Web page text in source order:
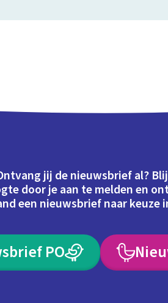
jij de nieuwsbrief al?
door je aan te melden en
een nieuwsbrief naar keuze
PO